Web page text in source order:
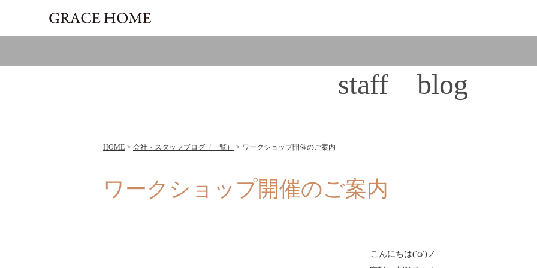
staff blog
HOME 会社・スタッフブログ（一覧） ワークショップ開催のご案内
ワークショップ開催のご案内
こんにちは('ω')ノ